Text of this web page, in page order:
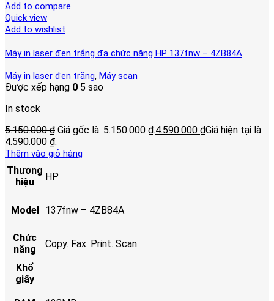
Add to compare
Quick view
Add to wishlist
Máy in laser đen trắng đa chức năng HP 137fnw – 4ZB84A
Máy in laser đen trắng, Máy scan
Được xếp hạng 0 5 sao
In stock
5.150.000₫ Giá gốc là: 5.150.000 ₫.4.590.000 ₫Giá hiện tại là:
4.590.000 ₫.
Thêm vào giỏ hàng
Thương
hiệu
HP
Model 137fnw – 4ZB84A
Chức
năng
Copy. Fax. Print. Scan
Khổ
giấy